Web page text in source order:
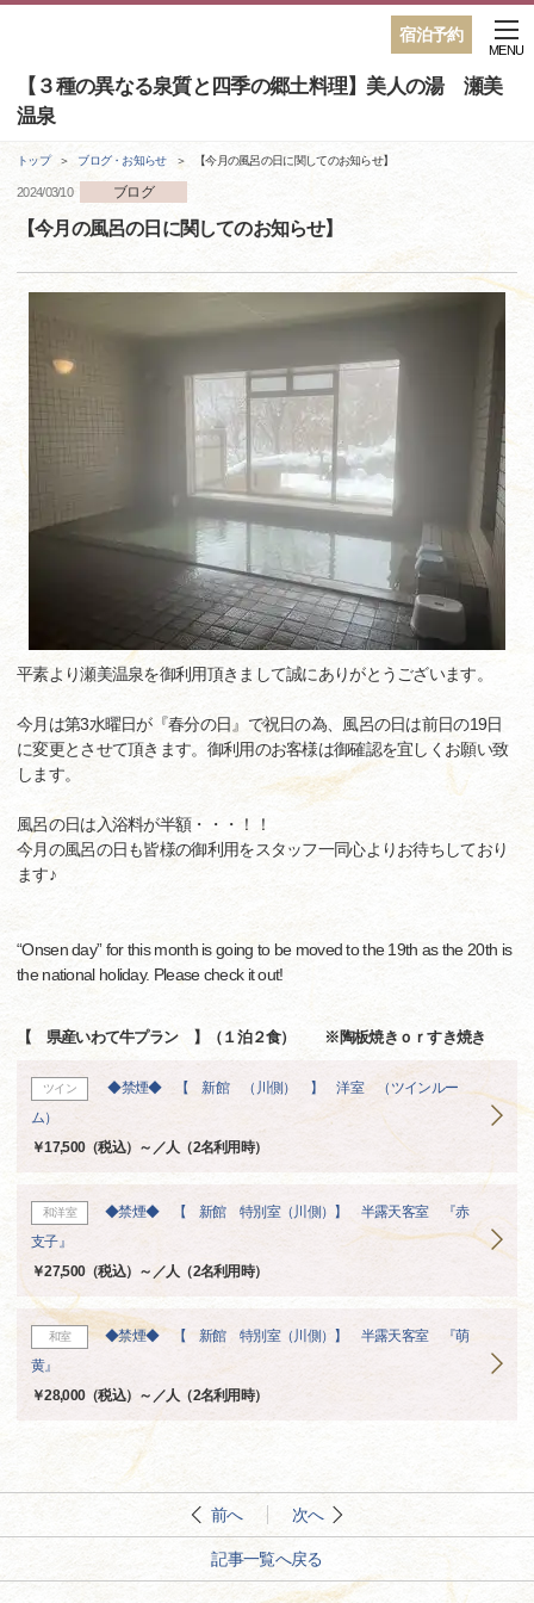
宿泊予約
【３種の異なる泉質と四季の郷土料理】美人の湯 瀬美
温泉
MENU
トップ ブログ・お知らせ 【今月の風呂の日に関してのお知らせ】
2024/03/10 ブログ
【今月の風呂の日に関してのお知らせ】
平素より瀬美温泉を御利用頂きまして誠にありがとうございます。
今月は第3水曜日が『春分の日』で祝日の為、風呂の日は前日の19日
に変更とさせて頂きます。御利用のお客様は御確認を宜しくお願い致
します。
風呂の日は入浴料が半額・・・！！
今月の風呂の日も皆様の御利用をスタッフ一同心よりお待ちしており
ます♪
“Onsen day” for this month is going to be moved to the 19th as the 20th is
the national holiday. Please check it out!
【 県産いわて牛プラン 】（１泊２食） ※陶板焼きｏｒすき焼き
ツイン
◆禁煙◆ 【 新館 （川側） 】 洋室 （ツインルー
ム）
￥17,500（税込）～／人（2名利用時）
和洋室
◆禁煙◆ 【 新館 特別室（川側）】 半露天客室 『赤
支子』
￥27,500（税込）～／人（2名利用時）
和室
◆禁煙◆ 【 新館 特別室（川側）】 半露天客室 『萌
黄』
￥28,000（税込）～／人（2名利用時）
前へ 次へ
記事一覧へ戻る